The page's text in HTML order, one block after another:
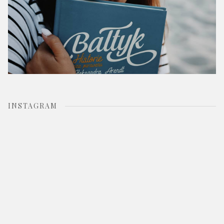
INSTAGRAM